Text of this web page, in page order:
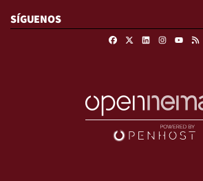
SÍGUENOS
FacebookLinkedinInstagram